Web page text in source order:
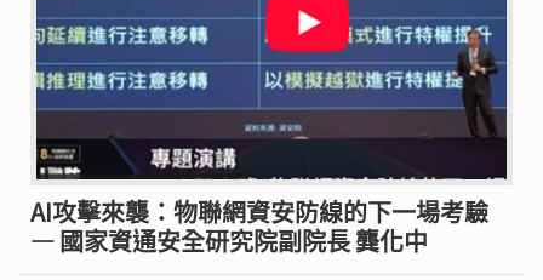
AI攻擊來襲：物聯網資安防線的下一場考驗
— 國家資通安全研究院副院長 龔化中